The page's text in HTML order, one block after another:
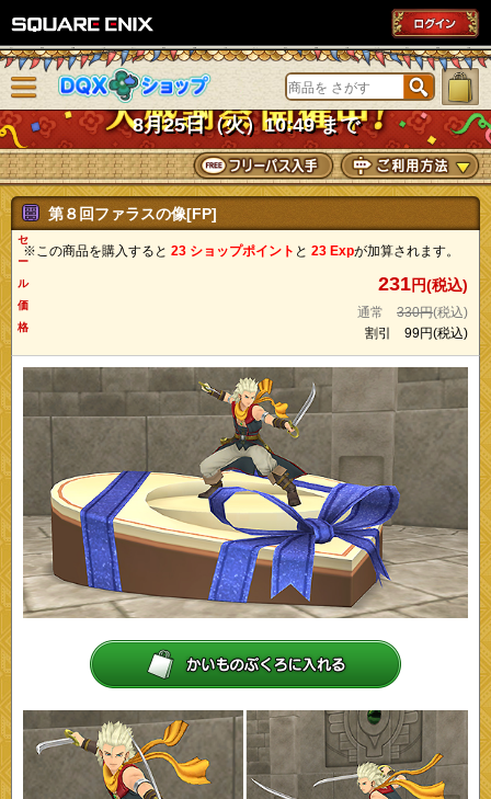
DQXショップ
8月25日（火）10:49 まで
ニューを閉じる
第８回ファラスの像[FP]
※この商品を購入すると 23 ショップポイント と 23 Expが加算されます。
セ
ー
ル
価
格
231円(税込)
通常 330円(税込)
割引 99円(税込)